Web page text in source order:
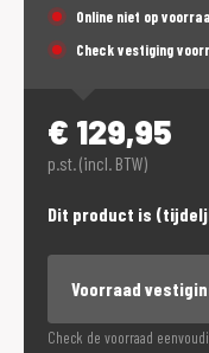
Online niet op
Check vestiging
€ 129,95
p.st. (incl. BTW)
Dit product is
Voorraad
Check de voorraad